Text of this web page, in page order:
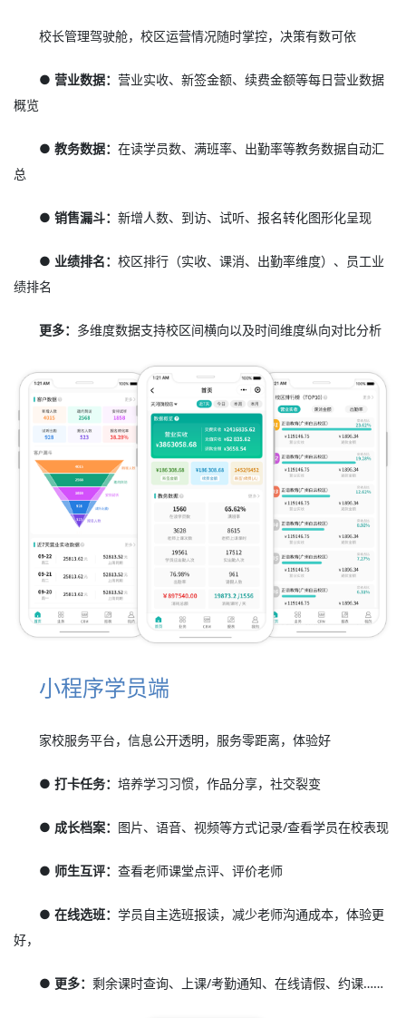
校长管理驾驶舱，校区运营情况随时掌控，决策有数可依
● 营业数据：营业实收、新签金额、续费金额等每日营业数据
概览
● 教务数据：在读学员数、满班率、出勤率等教务数据自动汇
总
● 销售漏斗：新增人数、到访、试听、报名转化图形化呈现
● 业绩排名：校区排行（实收、课消、出勤率维度）、员工业
绩排名
更多： 多维度数据支持校区间横向以及时间维度纵向对比分析
小程序学员端
家校服务平台，信息公开透明，服务零距离，体验好
● 打卡任务：培养学习习惯，作品分享，社交裂变
● 成长档案： 图片、语音、视频等方式记录/查看学员在校表现
● 师生互评：查看老师课堂点评、评价老师
● 在线选班：学员自主选班报读，减少老师沟通成本，体验更
好，
● 更多：剩余课时查询、上课/考勤通知、在线请假、约课……